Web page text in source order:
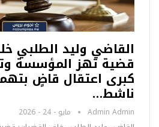
القاضي وليد الطلبي
قضية تهز المؤسسة
كبرى اعتقال قاضٍ
ناشط…
Admin Admin مايو - 24 - 2026